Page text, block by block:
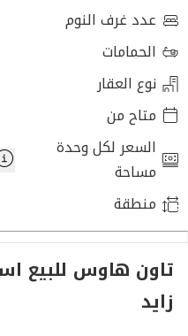
عدد غرف النوم
الحمامات
نوع العقار
متاح من
السعر لكل وحدة
مساحة
منطقة
تاون هاوس للبيع
زايد